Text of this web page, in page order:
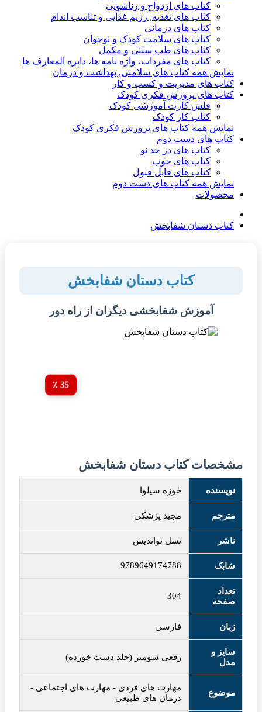
کتاب های ازدواج و زناشویی
کتاب های تغذیه, رژیم غذایی و تناسب اندام
کتاب های درمانی
کتاب های سلامت کودک و نوجوان
کتاب های طب سنتی و مکمل
کتاب های مفردات، واژه نامه ها، دایره المعارف ها
نمایش همه کتاب های سلامتی, بهداشت و درمان
کتاب های مدیریت و کسب و کار
کتاب های پرورش فکری کودک
فلش کارت آموزشی کودک
کتاب کار کودک
نمایش همه کتاب های پرورش فکری کودک
کتاب های دست دوم
کتاب های در حد نو
کتاب های خوب
کتاب های قابل قبول
نمایش همه کتاب های دست دوم
محصولات
کتاب دستان شفابخش
کتاب دستان شفابخش
آموزش شفابخشی دیگران از راه دور
35 ٪
مشخصات کتاب دستان شفابخش
نویسنده خوزه سیلوا
مترجم مجید پزشکی
ناشر نسل نواندیش
شابک 9789649174788
تعداد
صفحه
304
زبان فارسی
سایز و
مدل
رقعی شومیز (جلد دست خورده)
موضوع
مهارت های فردی - مهارت های اجتماعی -
درمان های طبیعی